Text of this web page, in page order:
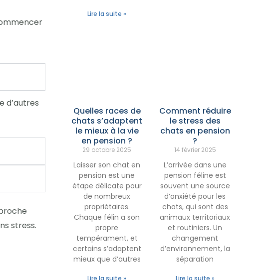
d’autres
stress.
Lire la suite »
Quelles races de
chats s’adaptent
le mieux à la vie
en pension ?
29 octobre 2025
Laisser son chat en
pension est une
étape délicate pour
de nombreux
propriétaires.
Chaque félin a son
propre
tempérament, et
certains s’adaptent
mieux que d’autres
Lire la suite »
Comment réduire
le stress des
chats en pension
?
14 février 2025
L’arrivée dans une
pension féline est
souvent une source
d’anxiété pour les
chats, qui sont des
animaux territoriaux
et routiniers. Un
changement
d’environnement, la
séparation
Lire la suite »